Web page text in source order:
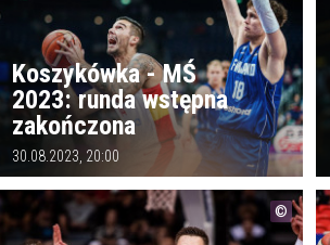
Koszykówka - MŚ
2023: runda wstępna
zakończona
30.08.2023, 20:00